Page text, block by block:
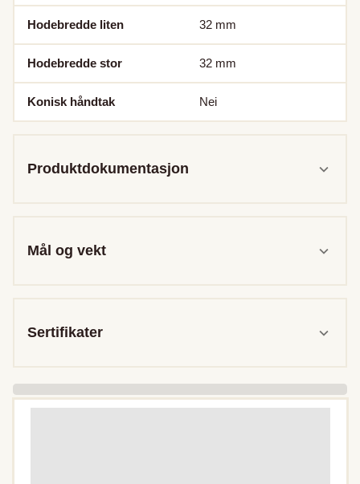
Hodebredde liten 32 mm
Hodebredde stor 32 mm
Konisk håndtak Nei
Produktdokumentasjon
Mål og vekt
Sertifikater